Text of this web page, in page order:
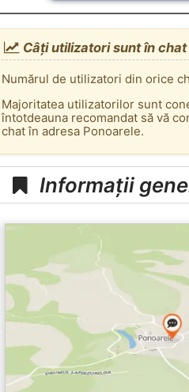
Câți utilizatori sunt în
Numărul de utilizatori din orice
Majoritatea utilizatorilor sunt
întotdeauna recomandat să vă
chat în adresa Ponoarele.
Informații